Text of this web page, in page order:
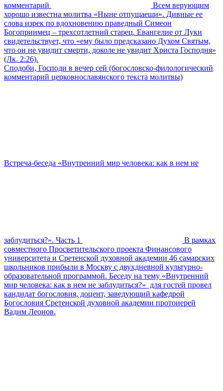
комментарий
Всем верующим
хорошо известна молитва «Ныне отпущаеши». Дивные ее
слова изрек по вдохновению праведный Симеон
Богоприимец – трехсотлетний старец. Евангелие от Луки
свидетельствует, что «ему было предсказано Духом Святым,
что он не увидит смерти, доколе не увидит Христа Господня»
(Лк. 2:26).
Сподоби, Господи в вечер сей (богословско-филологический
комментарий церковнославянского текста молитвы)
Встреча-беседа «Внутренний мир человека: как в нем не
заблудиться?». Часть 1
В рамках
совместного Просветительского проекта Финансового
университета и Сретенской духовной академии 46 самарских
школьников прибыли в Москву с двухдневной культурно-
образовательной программой. Беседу на тему «Внутренний
мир человека: как в нем не заблудиться?» для гостей провел
кандидат богословия, доцент, заведующий кафедрой
Богословия Сретенской духовной академии протоиерей
Вадим Леонов.